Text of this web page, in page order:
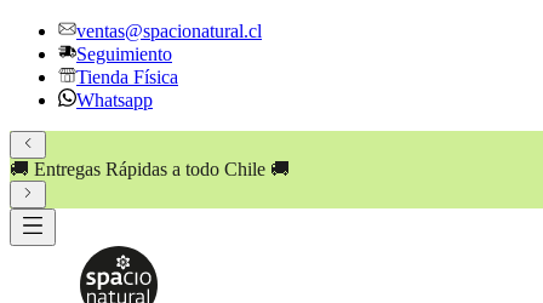
ventas@spacionatural.cl
Seguimiento
Tienda Física
Whatsapp
🚚 Entregas Rápidas a todo Chile 🚚